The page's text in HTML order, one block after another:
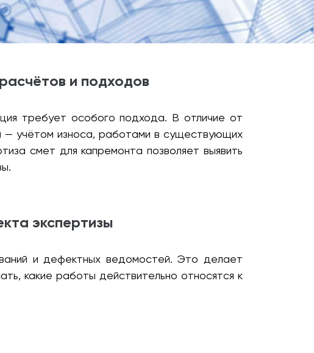
и подходов
требует особого подхода. В отличие от
— учётом износа, работами в существующих
смет для капремонта позволяет выявить
экспертизы
и дефектных ведомостей. Это делает
какие работы действительно относятся к